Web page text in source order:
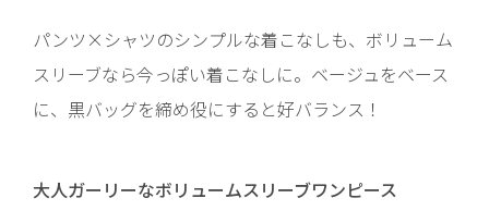
パンツ×シャツのシンプルな着こなしも、ボリューム
スリーブなら今っぽい着こなしに。ベージュをベース
に、黒バッグを締め役にすると好バランス！
大人ガーリーなボリュームスリーブワンピース